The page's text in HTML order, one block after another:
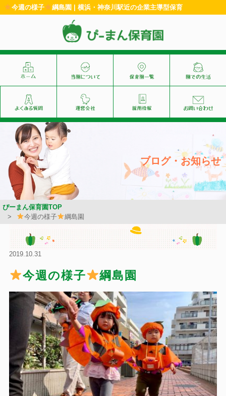
今週の様子 綱島園 | 横浜・神奈川駅近の企業主導型保育
ブログ・お知らせ
ぴーまん保育園TOP
今週の様子
綱島園
2019.10.31
今週の様子 綱島園